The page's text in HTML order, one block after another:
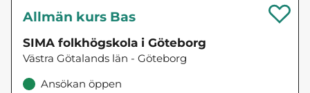
Allmän kurs Bas
SIMA folkhögskola i Göteborg
Västra Götalands län - Göteborg
Ansökan öppen